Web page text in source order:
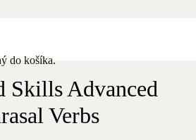
do košíka.
Skills Advanced
Verbs